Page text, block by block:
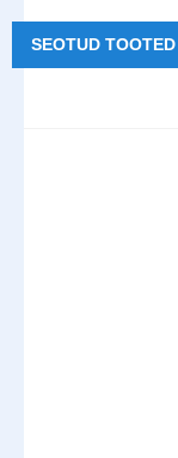
SEOTUD TOOTED